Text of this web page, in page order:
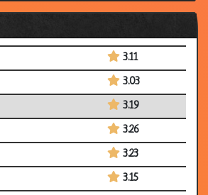
3.00
3.11
3.03
3.19
3.26
3.23
3.15